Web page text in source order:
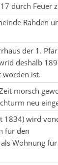
durch Feuer
Rahden
der 1.
deshalb
worden ist.
morsch
neu
1834) wird
für den
Wohnung